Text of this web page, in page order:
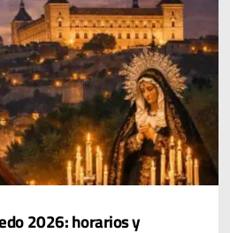
2026: horarios y